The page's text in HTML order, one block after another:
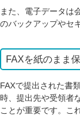
また、電子データは
のバックアップやセ
FAXを紙のまま
FAXで提出された書
時、提出先や受領者
ことが重要です。こ